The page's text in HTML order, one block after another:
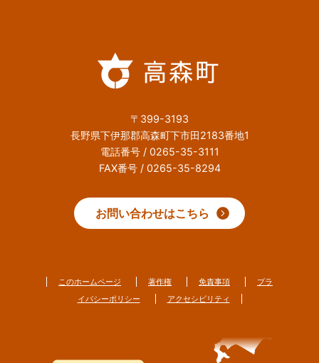
〒399-3193
長野県下伊那郡高森町下市田2183番地1
電話番号 / 0265-35-3111
FAX番号 / 0265-35-8294
お問い合わせはこちら
このホームページ 著作権 免責事項
プラ
イバシーポリシー
アクセシビリティ